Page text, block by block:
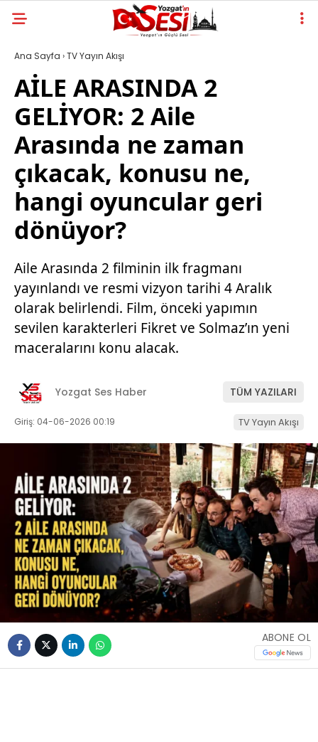
Ana Sayfa ›TV Yayın Akışı
AİLE ARASINDA 2
GELİYOR: 2 Aile
Arasında ne zaman
çıkacak, konusu ne,
hangi oyuncular geri
dönüyor?
Aile Arasında 2 filminin ilk fragmanı
yayınlandı ve resmi vizyon tarihi 4 Aralık
olarak belirlendi. Film, önceki yapımın
sevilen karakterleri Fikret ve Solmaz’ın yeni
maceralarını konu alacak.
Yozgat Ses Haber TÜM YAZILARI
Giriş: 04-06-2026 00:19 TV Yayın Akışı
ABONE OL